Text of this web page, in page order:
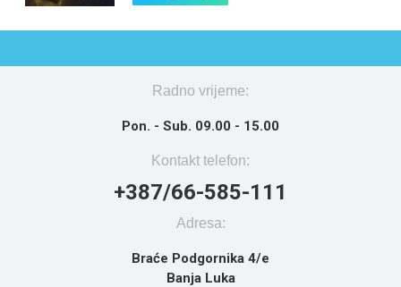
Radno vrijeme:
Pon. - Sub. 09.00 - 15.00
Kontakt telefon:
+387/66-585-111
Adresa:
Braće Podgornika 4/e
Banja Luka